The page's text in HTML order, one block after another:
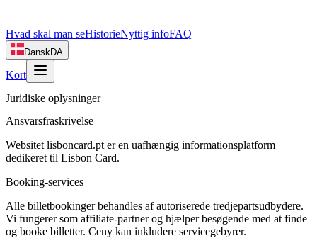
Hvad skal man seHistorieNyttig infoFAQ
DanskDA
Kort
Juridiske oplysninger
Ansvarsfraskrivelse
Websitet lisboncard.pt er en uafhængig informationsplatform
dedikeret til Lisbon Card.
Booking-services
Alle billetbookinger behandles af autoriserede tredjepartsudbydere.
Vi fungerer som affiliate-partner og hjælper besøgende med at finde
og booke billetter. Ceny kan inkludere servicegebyrer.